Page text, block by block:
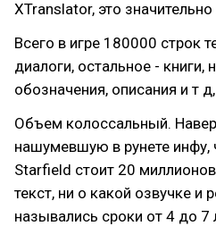
XTranslator, это
Всего в игре 180000 строк
диалоги, остальное - книги,
обозначения, описания и т д,
Объем колоссальный.
нашумевшую в рунете инфу,
Starfield стоит 20
текст, ни о какой озвучке и
назывались сроки от 4 до 7